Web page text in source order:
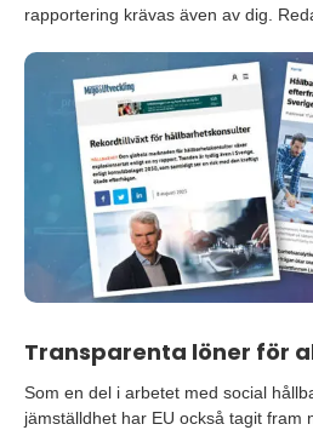
rapportering krävas även av dig.
Transparenta löner för
Som en del i arbetet med social
jämställdhet har EU också tagit fram